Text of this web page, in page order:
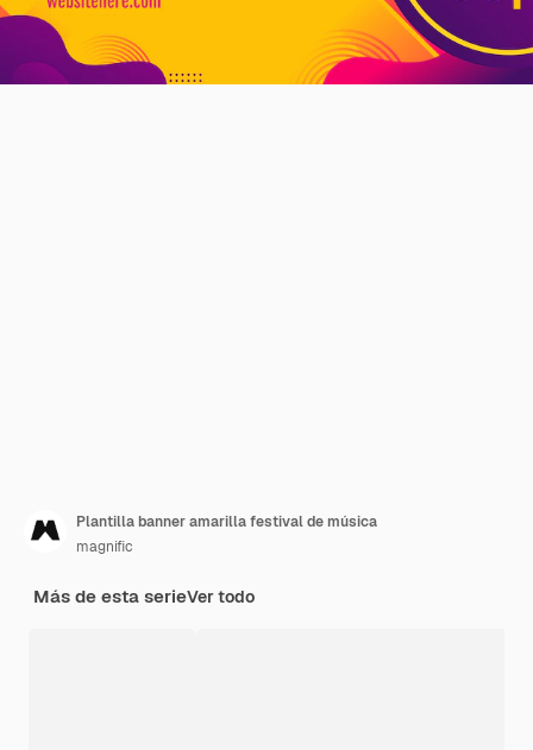
Plantilla banner amarilla festival de música
magnific
Más de esta serieVer todo